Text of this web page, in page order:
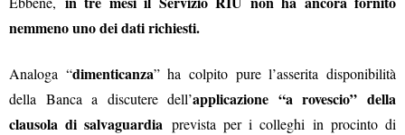
nemmeno uno dei dati richiesti.
Analoga “dimenticanza” ha colpito pure l’asserita disponibilità
della Banca a discutere dell’applicazione “a rovescio” della
clausola di salvaguardia prevista per i colleghi in procinto di